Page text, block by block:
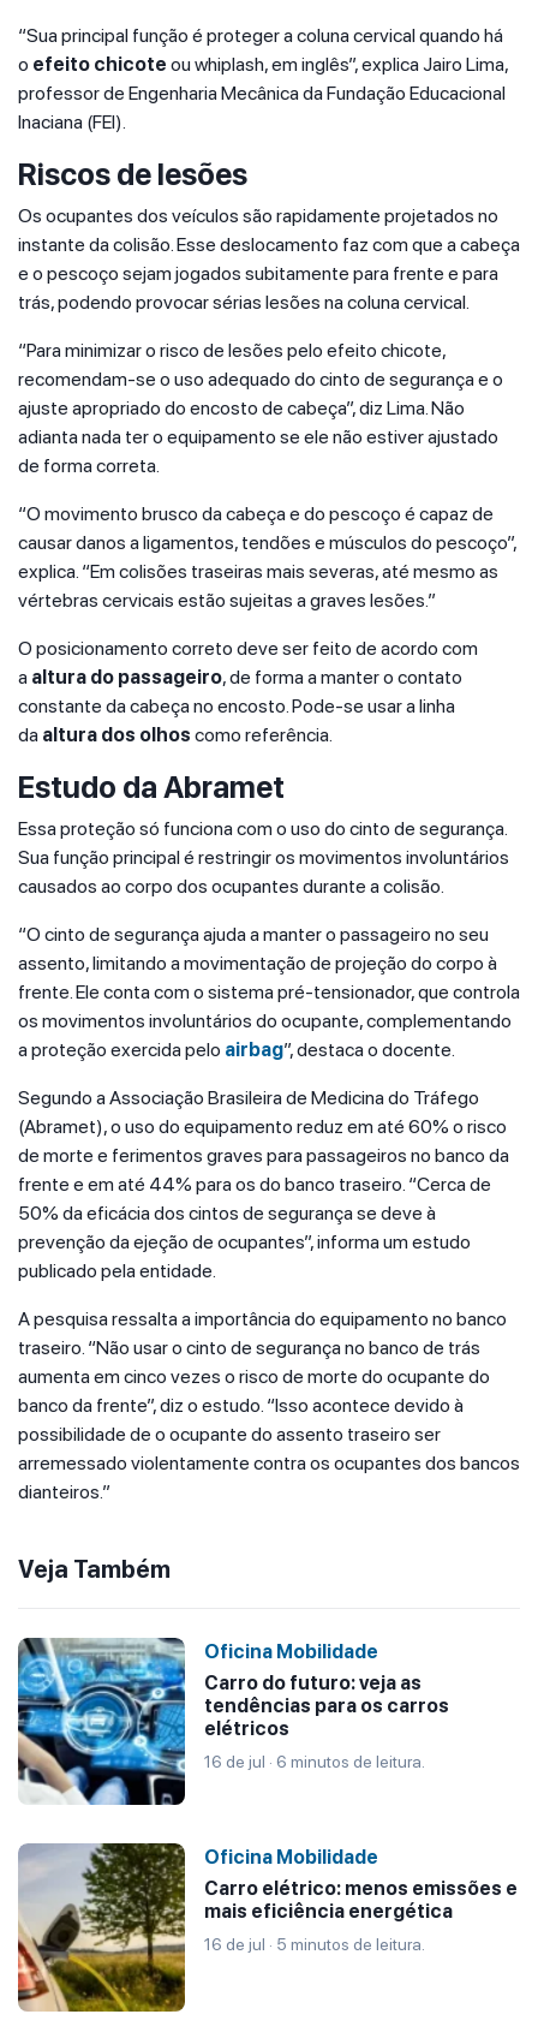
“Sua principal função é proteger a coluna cervical quando há
o efeito chicote ou whiplash, em inglês”, explica Jairo Lima,
professor de Engenharia Mecânica da Fundação Educacional
Inaciana (FEI).
Riscos de lesões
Os ocupantes dos veículos são rapidamente projetados no
instante da colisão. Esse deslocamento faz com que a cabeça
e o pescoço sejam jogados subitamente para frente e para
trás, podendo provocar sérias lesões na coluna cervical.
“Para minimizar o risco de lesões pelo efeito chicote,
recomendam-se o uso adequado do cinto de segurança e o
ajuste apropriado do encosto de cabeça”, diz Lima. Não
adianta nada ter o equipamento se ele não estiver ajustado
de forma correta.
“O movimento brusco da cabeça e do pescoço é capaz de
causar danos a ligamentos, tendões e músculos do pescoço”,
explica. “Em colisões traseiras mais severas, até mesmo as
vértebras cervicais estão sujeitas a graves lesões.”
O posicionamento correto deve ser feito de acordo com
a altura do passageiro, de forma a manter o contato
constante da cabeça no encosto. Pode-se usar a linha
da altura dos olhos como referência.
Estudo da Abramet
Essa proteção só funciona com o uso do cinto de segurança.
Sua função principal é restringir os movimentos involuntários
causados ao corpo dos ocupantes durante a colisão.
“O cinto de segurança ajuda a manter o passageiro no seu
assento, limitando a movimentação de projeção do corpo à
frente. Ele conta com o sistema pré-tensionador, que controla
os movimentos involuntários do ocupante, complementando
a proteção exercida pelo airbag”, destaca o docente.
Segundo a Associação Brasileira de Medicina do Tráfego
(Abramet), o uso do equipamento reduz em até 60% o risco
de morte e ferimentos graves para passageiros no banco da
frente e em até 44% para os do banco traseiro. “Cerca de
50% da eficácia dos cintos de segurança se deve à
prevenção da ejeção de ocupantes”, informa um estudo
publicado pela entidade.
A pesquisa ressalta a importância do equipamento no banco
traseiro. “Não usar o cinto de segurança no banco de trás
aumenta em cinco vezes o risco de morte do ocupante do
banco da frente”, diz o estudo. “Isso acontece devido à
possibilidade de o ocupante do assento traseiro ser
arremessado violentamente contra os ocupantes dos bancos
dianteiros.”
Veja Também
Oficina Mobilidade
Carro do futuro: veja as
tendências para os carros
elétricos
16 de jul · 6 minutos de leitura.
Oficina Mobilidade
Carro elétrico: menos emissões e
mais eficiência energética
16 de jul · 5 minutos de leitura.